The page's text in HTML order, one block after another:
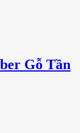
Gỗ Tần